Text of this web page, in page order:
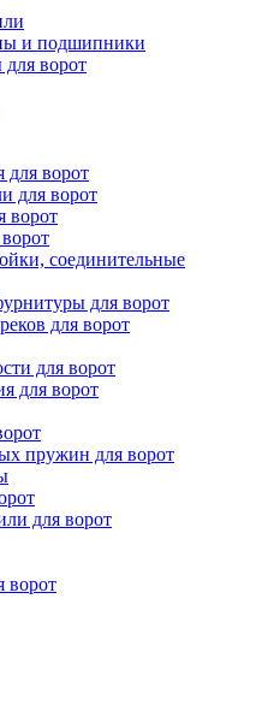
и подшипники
ворот
ворот
для ворот
ворот
соединительные
для ворот
для ворот
для ворот
для ворот
пружин для ворот
для ворот
ворот